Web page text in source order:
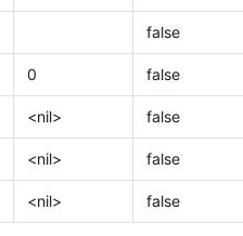
false
0 false
<nil> false
<nil> false
<nil> false